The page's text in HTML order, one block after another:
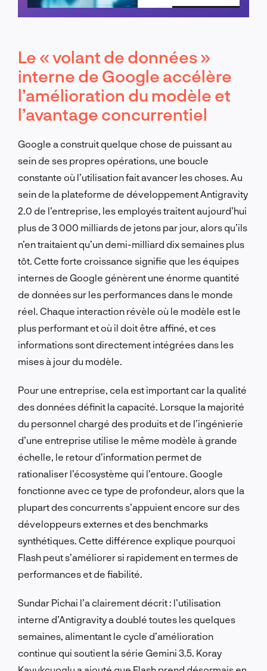
Planifier un appel
Le « volant de données »
interne de Google accélère
l’amélioration du modèle et
l’avantage concurrentiel
Google a construit quelque chose de puissant au
sein de ses propres opérations, une boucle
constante où l’utilisation fait avancer les choses. Au
sein de la plateforme de développement Antigravity
2.0 de l’entreprise, les employés traitent aujourd’hui
plus de 3 000 milliards de jetons par jour, alors qu’ils
n’en traitaient qu’un demi-milliard dix semaines plus
tôt. Cette forte croissance signifie que les équipes
internes de Google génèrent une énorme quantité
de données sur les performances dans le monde
réel. Chaque interaction révèle où le modèle est le
plus performant et où il doit être affiné, et ces
informations sont directement intégrées dans les
mises à jour du modèle.
Pour une entreprise, cela est important car la qualité
des données définit la capacité. Lorsque la majorité
du personnel chargé des produits et de l’ingénierie
d’une entreprise utilise le même modèle à grande
échelle, le retour d’information permet de
rationaliser l’écosystème qui l’entoure. Google
fonctionne avec ce type de profondeur, alors que la
plupart des concurrents s’appuient encore sur des
développeurs externes et des benchmarks
synthétiques. Cette différence explique pourquoi
Flash peut s’améliorer si rapidement en termes de
performances et de fiabilité.
Sundar Pichai l’a clairement décrit : l’utilisation
interne d’Antigravity a doublé toutes les quelques
semaines, alimentant le cycle d’amélioration
continue qui soutient la série Gemini 3.5. Koray